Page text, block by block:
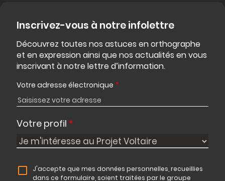
Inscrivez-vous à notre infolettre
Découvrez toutes nos astuces en orthographe
et en expression ainsi que nos actualités en vous
inscrivant à notre lettre d’information.
Votre adresse électronique *
Votre profil *
J'accepte que mes données personnelles, recueillies
dans ce formulaire, soient traitées par le groupe